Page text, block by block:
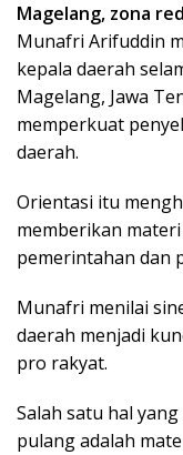
Magelang, zona
Munafri Arifuddin
kepala daerah
Magelang, Jawa
memperkuat
daerah.
Orientasi itu
memberikan
pemerintahan dan
Munafri menilai
daerah menjadi
pro rakyat.
Salah satu hal
pulang adalah